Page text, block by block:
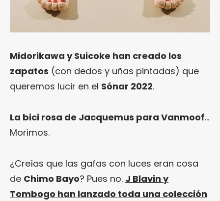
Midorikawa y Suicoke han creado los
zapatos (con dedos y uñas pintadas) que
queremos lucir en el Sónar 2022.
La bici rosa de Jacquemus para Vanmoof…
Morimos.
¿Creías que las gafas con luces eran cosa
de Chimo Bayo? Pues no. J Blavin y
Tombogo han lanzado toda una colección